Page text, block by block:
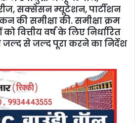
सक्सेसन म्यूटेशन, पार्टीशन
की समीक्षा की. समीक्षा क्रम
वित्तीय वर्ष के लिए निर्धारित
जल्द से जल्द पूरा करने का निर्देश